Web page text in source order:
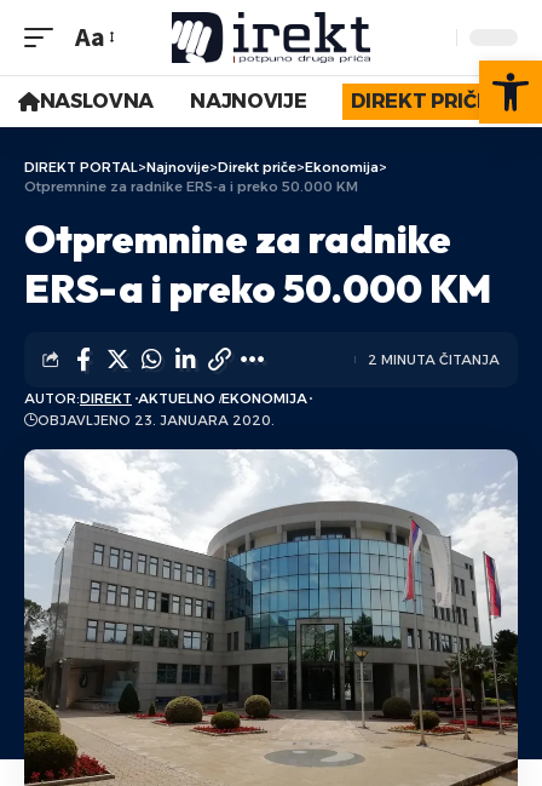
Aa
NASLOVNA NAJNOVIJE DIREKT PRIČE
DIREKT PORTAL>Najnovije>Direkt priče>Ekonomija>
Otpremnine za radnike ERS-a i preko 50.000 KM
Otpremnine za radnike
ERS-a i preko 50.000 KM
AUTOR:DIREKT AKTUELNO EKONOMIJA
OBJAVLJENO 23. JANUARA 2020.
2 MINUTA ČITANJA